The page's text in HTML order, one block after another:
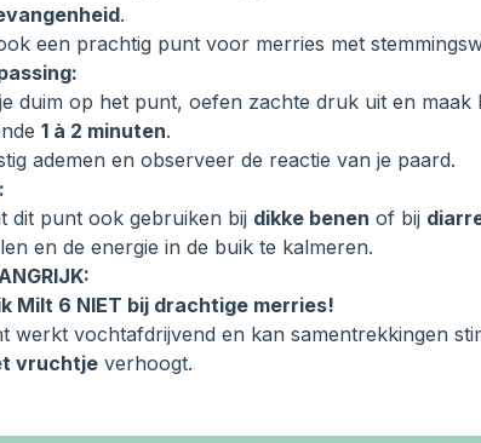
.
een prachtig punt voor merries met
duim op het punt, oefen zachte druk uit en maak
1 à 2 minuten.
ademen en observeer de reactie van je paard.
dit punt ook gebruiken bij dikke benen of bij
en de energie in de buik te kalmeren.
Milt 6 NIET bij drachtige merries!
werkt vochtafdrijvend en kan samentrekkingen
vruchtjeverhoogt.